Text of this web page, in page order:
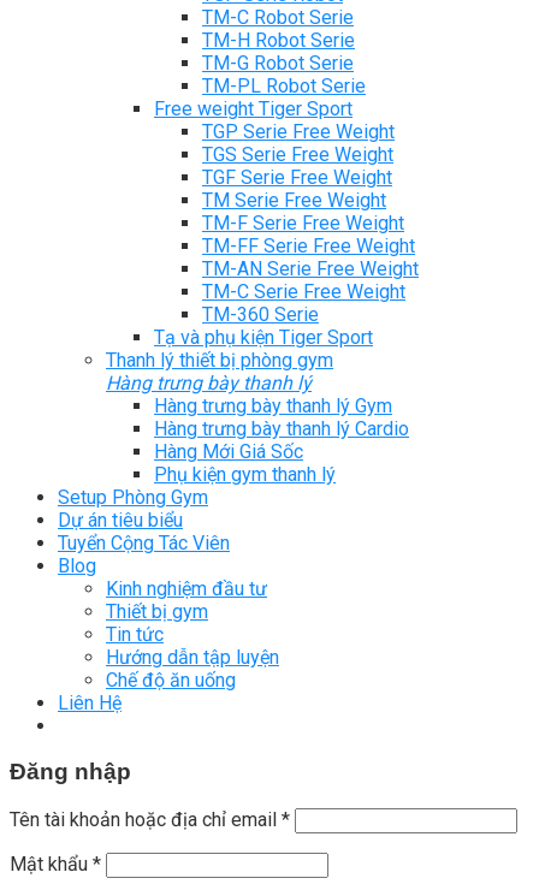
TM-C Robot Serie
TM-H Robot Serie
TM-G Robot Serie
TM-PL Robot Serie
Free weight Tiger Sport
TGP Serie Free Weight
TGS Serie Free Weight
TGF Serie Free Weight
TM Serie Free Weight
TM-F Serie Free Weight
TM-FF Serie Free Weight
TM-AN Serie Free Weight
TM-C Serie Free Weight
TM-360 Serie
Tạ và phụ kiện Tiger Sport
Thanh lý thiết bị phòng gym
Hàng trưng bày thanh lý
Hàng trưng bày thanh lý Gym
Hàng trưng bày thanh lý Cardio
Hàng Mới Giá Sốc
Phụ kiện gym thanh lý
Setup Phòng Gym
Dự án tiêu biểu
Tuyển Cộng Tác Viên
Blog
Kinh nghiệm đầu tư
Thiết bị gym
Tin tức
Hướng dẫn tập luyện
Chế độ ăn uống
Liên Hệ
Đăng nhập
Tên tài khoản hoặc địa chỉ email *
Mật khẩu *